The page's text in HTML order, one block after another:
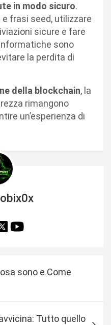
in modo sicuro.
frasi seed, utilizzare
sicure e fare
sono
la perdita di
della blockchain, la
rimangono
un’esperienza di
sono e Come
Tutto quello